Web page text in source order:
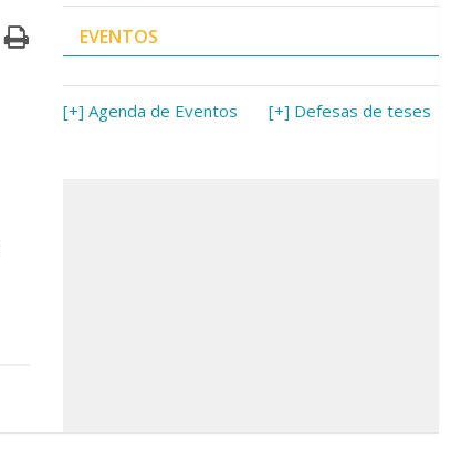
EVENTOS
[+] Agenda de Eventos [+] Defesas de teses